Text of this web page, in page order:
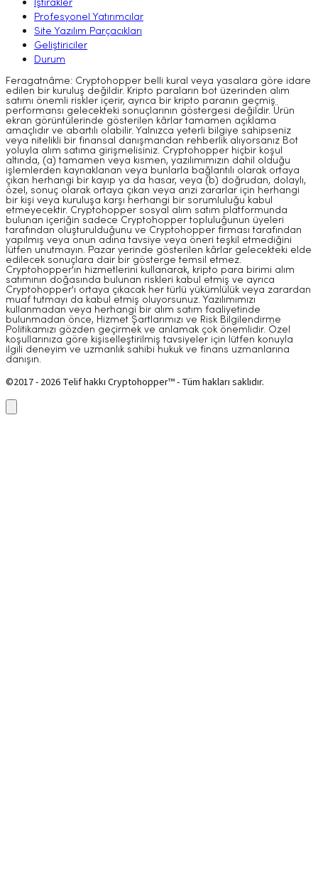
İştirakler
Profesyonel Yatırımcılar
Site Yazılım Parçacıkları
Geliştiriciler
Durum
Feragatnâme: Cryptohopper belli kural veya yasalara göre idare
edilen bir kuruluş değildir. Kripto paraların bot üzerinden alım
satımı önemli riskler içerir, ayrıca bir kripto paranın geçmiş
performansı gelecekteki sonuçlarının göstergesi değildir. Ürün
ekran görüntülerinde gösterilen kârlar tamamen açıklama
amaçlıdır ve abartılı olabilir. Yalnızca yeterli bilgiye sahipseniz
veya nitelikli bir finansal danışmandan rehberlik alıyorsanız Bot
yoluyla alım satıma girişmelisiniz. Cryptohopper hiçbir koşul
altında, (a) tamamen veya kısmen, yazılımımızın dahil olduğu
işlemlerden kaynaklanan veya bunlarla bağlantılı olarak ortaya
çıkan herhangi bir kayıp ya da hasar, veya (b) doğrudan, dolaylı,
özel, sonuç olarak ortaya çıkan veya arızi zararlar için herhangi
bir kişi veya kuruluşa karşı herhangi bir sorumluluğu kabul
etmeyecektir. Cryptohopper sosyal alım satım platformunda
bulunan içeriğin sadece Cryptohopper topluluğunun üyeleri
tarafından oluşturulduğunu ve Cryptohopper firması tarafından
yapılmış veya onun adına tavsiye veya öneri teşkil etmediğini
lütfen unutmayın. Pazar yerinde gösterilen kârlar gelecekteki elde
edilecek sonuçlara dair bir gösterge temsil etmez.
Cryptohopper'ın hizmetlerini kullanarak, kripto para birimi alım
satımının doğasında bulunan riskleri kabul etmiş ve ayrıca
Cryptohopper'ı ortaya çıkacak her türlü yükümlülük veya zarardan
muaf tutmayı da kabul etmiş oluyorsunuz. Yazılımımızı
kullanmadan veya herhangi bir alım satım faaliyetinde
bulunmadan önce, Hizmet Şartlarımızı ve Risk Bilgilendirme
Politikamızı gözden geçirmek ve anlamak çok önemlidir. Özel
koşullarınıza göre kişiselleştirilmiş tavsiyeler için lütfen konuyla
ilgili deneyim ve uzmanlık sahibi hukuk ve finans uzmanlarına
danışın.
©2017 - 2026 Telif hakkı Cryptohopper™ - Tüm hakları saklıdır.